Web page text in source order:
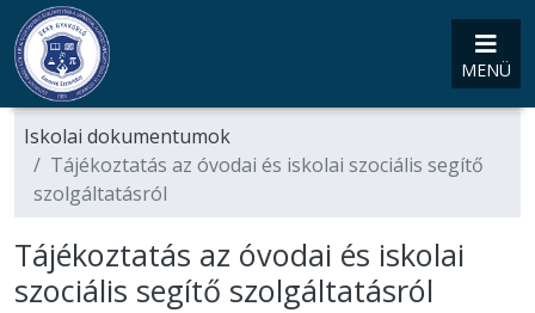
MENÜ
Iskolai dokumentumok
Tájékoztatás az óvodai és iskolai szociális segítő
szolgáltatásról
Tájékoztatás az óvodai és iskolai
szociális segítő szolgáltatásról